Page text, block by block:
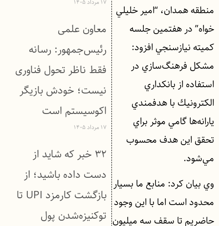
منطقه همدان، “امير خليلي
خواه” در هفتمين جلسه
كميته نيازسنجي افزود:
مشكل فرهنگ‌سازي در
استفاده از بانكداري
الكترونيك با هدفمندي
يارانه‌ها گامي موثر براي
تحقق اين هدف محسوب
مي‌شود.
وي بيان كرد: منابع ما بسيار
محدود است اما با اين وجود
حاضريم تا سقف سه ميليون
معاون علمی
رئیس‌جمهور: رسانه
فقط ناظر تحول فناوری
نیست؛ خودش بازیگر
اکوسیستم است
۱۷ مرداد ۱۴۰۵
۳۲ خبر که شاید از
دست داده باشید؛ از
بازگشت کارمزد UPI تا
توکنیزه‌شدن پول